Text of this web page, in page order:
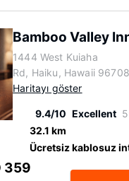
Bamboo Valley
1444 West Kuiaha
Rd, Haiku, Hawaii
Haritayı göster
9.4/10 Excellent
32.1 km
Ücretsiz kablosuz
359